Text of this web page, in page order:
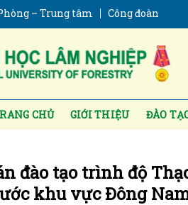
– Trung tâm Công đoàn
CHỦ GIỚI THIỆU ĐÀO
đào tạo trình độ
khu vực Đông